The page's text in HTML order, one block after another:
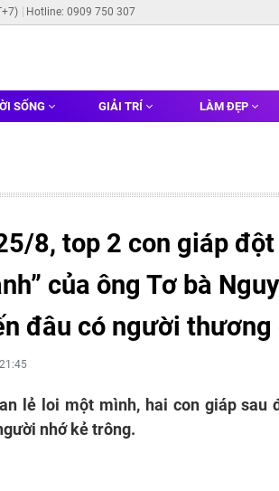
Hotline: 0909 750 307
SỐNG GIẢI TRÍ LÀM ĐẸP
8, top 2 con giáp đột
của ông Tơ bà
đâu có người thương
lẻ loi một mình, hai con giáp sau
nhớ kẻ trông.